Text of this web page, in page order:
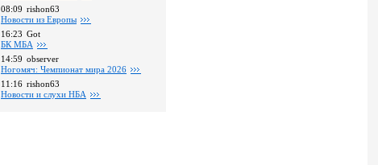
08:09 rishon63
Новости из Европы
16:23 Got
БК МБА
14:59 observer
Ногомяч: Чемпионат мира 2026
11:16 rishon63
Новости и слухи НБА